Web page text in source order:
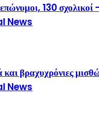
130 σχολικοί
News
και βραχυχρόνιες
News